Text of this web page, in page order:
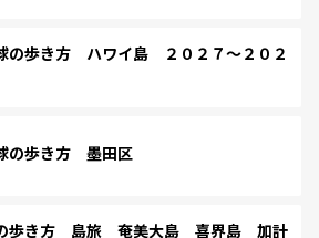
の歩き方 ハワイ島 ２０２７～２０２
の歩き方 墨田区
歩き方 島旅 奄美大島 喜界島 加計